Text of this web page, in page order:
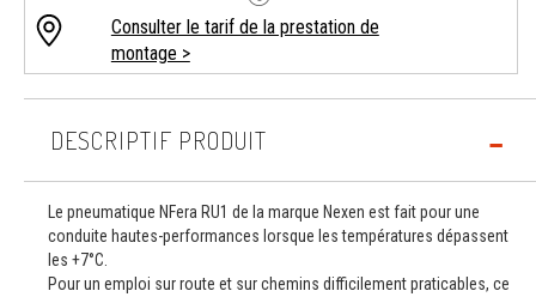
Consulter le tarif de la prestation de
montage >
DESCRIPTIF PRODUIT
Le pneumatique NFera RU1 de la marque Nexen est fait pour une
conduite hautes-performances lorsque les températures dépassent
les +7°C.
Pour un emploi sur route et sur chemins difficilement praticables, ce